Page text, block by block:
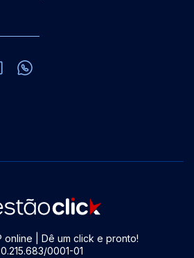
online | Dê um click e pronto!
0001-01